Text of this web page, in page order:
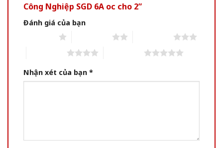
Công Nghiệp SGD 6A oc cho 2”
Đánh giá của bạn
Nhận xét của bạn *